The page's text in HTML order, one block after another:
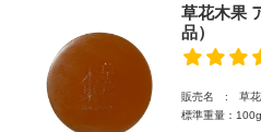
草花木果
品）
販売名 : 草花
標準重量：100g